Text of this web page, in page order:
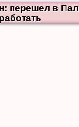
перешел в